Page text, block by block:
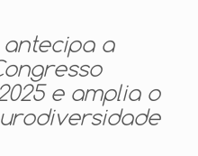
a
e amplia o